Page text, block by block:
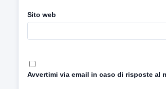
Sito web
Avvertimi via email in caso di risposte al